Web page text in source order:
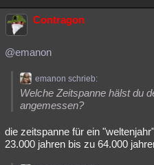
Contragon
@emanon
emanon schrieb:
Welche Zeitspanne hälst du
angemessen?
die zeitspanne für ein
23.000 jahren bis zu 64.000